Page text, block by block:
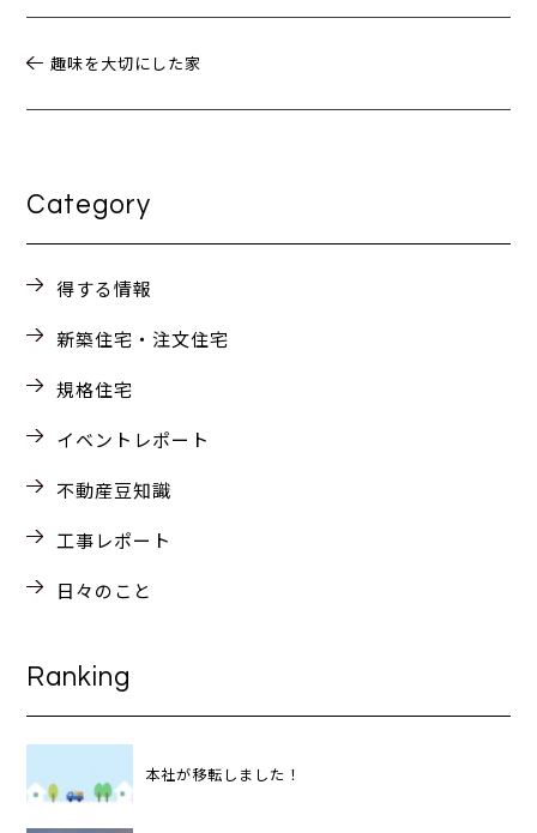
趣味を大切にした家
Category
得する情報
新築住宅・注文住宅
規格住宅
イベントレポート
不動産豆知識
工事レポート
日々のこと
Ranking
本社が移転しました！